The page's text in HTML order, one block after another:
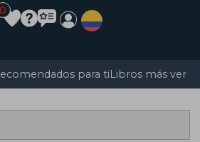
0
para tiLibros más